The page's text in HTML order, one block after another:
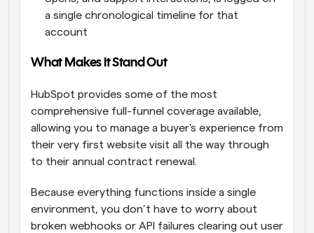
a single chronological timeline for that
account
What Makes It Stand Out
HubSpot provides some of the most
comprehensive full-funnel coverage available,
allowing you to manage a buyer's experience from
their very first website visit all the way through
to their annual contract renewal.
Because everything functions inside a single
environment, you don’t have to worry about
broken webhooks or API failures clearing out user